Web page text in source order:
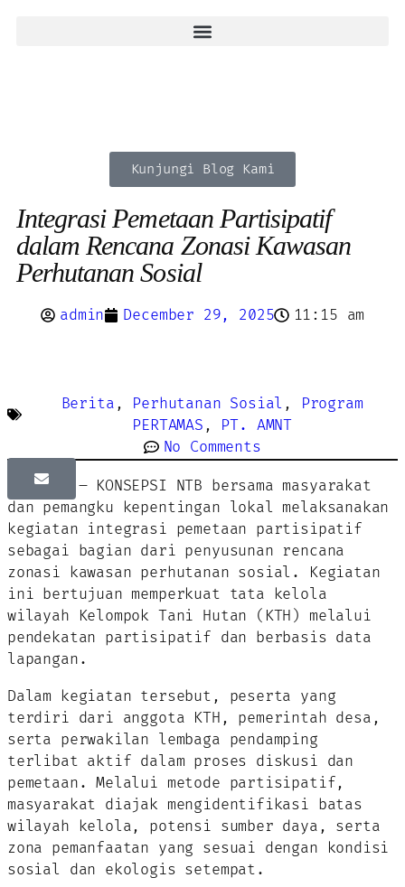
Kunjungi Blog Kami
Integrasi Pemetaan Partisipatif
dalam Rencana Zonasi Kawasan
Perhutanan Sosial
admin December 29, 2025 11:15 am
Berita , Perhutanan Sosial ,
Program
PERTAMAS , PT. AMNT
No Comments
Sumbawa – KONSEPSI NTB bersama masyarakat
dan pemangku kepentingan lokal melaksanakan
kegiatan integrasi pemetaan partisipatif
sebagai bagian dari penyusunan rencana
zonasi kawasan perhutanan sosial. Kegiatan
ini bertujuan memperkuat tata kelola
wilayah Kelompok Tani Hutan (KTH) melalui
pendekatan partisipatif dan berbasis data
lapangan.
Dalam kegiatan tersebut, peserta yang
terdiri dari anggota KTH, pemerintah desa,
serta perwakilan lembaga pendamping
terlibat aktif dalam proses diskusi dan
pemetaan. Melalui metode partisipatif,
masyarakat diajak mengidentifikasi batas
wilayah kelola, potensi sumber daya, serta
zona pemanfaatan yang sesuai dengan kondisi
sosial dan ekologis setempat.